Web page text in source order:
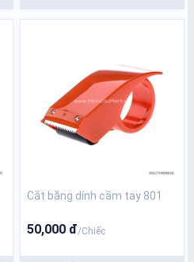
Cắt băng dính cầm tay 801
50,000 đ/Chiếc